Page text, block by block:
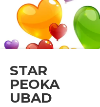
STAR
PEOKA
UBAD